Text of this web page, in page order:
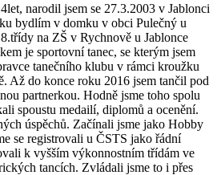
narodil jsem se 27.3.2003 v Jablonci
bydlím v domku v obci Pulečný u
na ZŠ v Rychnově u Jablonce
je sportovní tanec, se kterým jsem
tanečního klubu v rámci kroužku
Až do konce roku 2016 jsem tančil pod
partnerkou. Hodně jsme toho spolu
spoustu medailí, diplomů a ocenění.
úspěchů. Začínali jsme jako Hobby
se registrovali u ČSTS jako řádní
k vyšším výkonnostním třídám ve
tancích. Zvládali jsme to i přes